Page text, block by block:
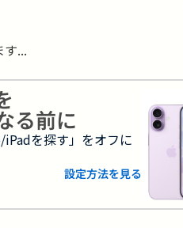
...
る前に
を探す」をオフに
設定方法を見る